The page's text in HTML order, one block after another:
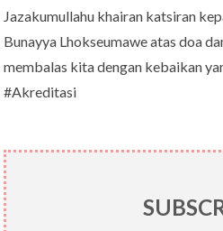
Jazakumullahu khairan katsiran
Bunayya Lhokseumawe atas doa
membalas kita dengan kebaikan
#Akreditasi